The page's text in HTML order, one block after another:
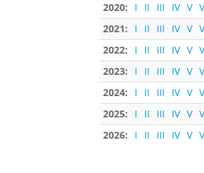
2020:
I II III IV V
2021:
I II III IV V
2022:
I II III IV V
2023:
I II III IV V
2024:
I II III IV V
2025:
I II III IV V
2026:
I II III IV V